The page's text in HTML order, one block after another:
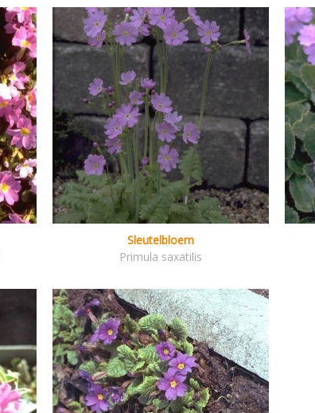
Sleutelbloem
Primula saxatilis